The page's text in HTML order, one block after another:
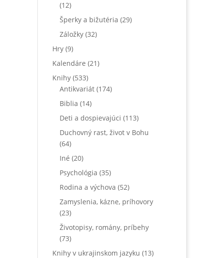
(12)
Šperky a bižutéria (29)
Záložky (32)
Hry (9)
Kalendáre (21)
Knihy (533)
Antikvariát (174)
Biblia (14)
Deti a dospievajúci (113)
Duchovný rast, život v Bohu
(64)
Iné (20)
Psychológia (35)
Rodina a výchova (52)
Zamyslenia, kázne, príhovory
(23)
Životopisy, romány, príbehy
(73)
Knihy v ukrajinskom jazyku (13)